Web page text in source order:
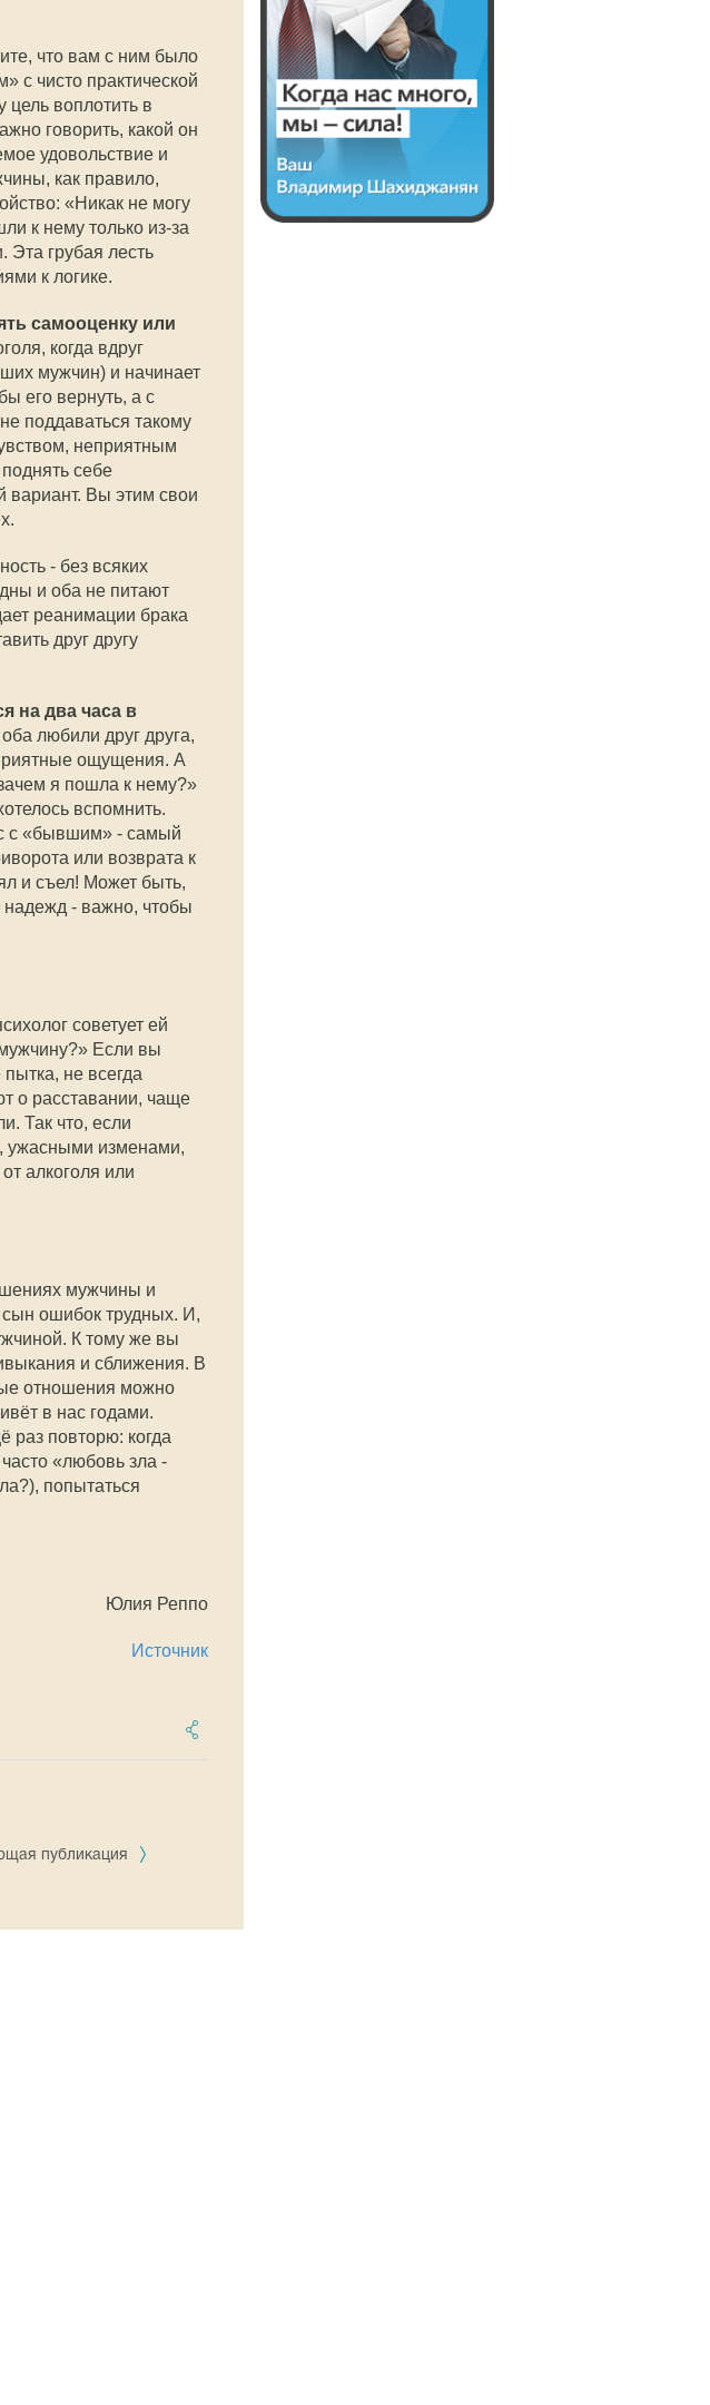
что вам с ним было
с чисто практической
цель воплотить в
говорить, какой он
удовольствие и
как правило,
«Никак не могу
к нему только из-за
Эта грубая лесть
к логике.
самооценку или
когда вдруг
мужчин) и начинает
его вернуть, а с
поддаваться такому
неприятным
себе
вариант. Вы этим свои
- без всяких
и оба не питают
реанимации брака
друг другу
на два часа в
любили друг друга,
ощущения. А
я пошла к нему?»
вспомнить.
с «бывшим» - самый
или возврата к
и съел! Может быть,
- важно, чтобы
советует ей
Если вы
не всегда
о расставании, чаще
Так что, если
ужасными изменами,
алкоголя или
мужчины и
ошибок трудных. И,
К тому же вы
и сближения. В
отношения можно
в нас годами.
раз повторю: когда
«любовь зла -
попытаться
Юлия Реппо
Источник
публикация